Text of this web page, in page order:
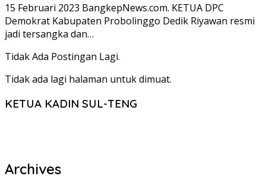
15 Februari 2023 BangkepNews.com. KETUA DPC
Demokrat Kabupaten Probolinggo Dedik Riyawan resmi
jadi tersangka dan…
Tidak Ada Postingan Lagi.
Tidak ada lagi halaman untuk dimuat.
KETUA KADIN SUL-TENG
Archives